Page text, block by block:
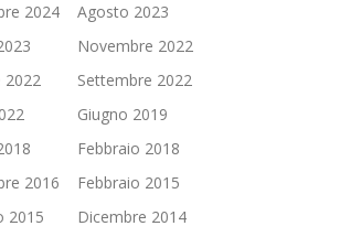
2024
Agosto 2023
Novembre 2022
2022
Settembre 2022
Giugno 2019
Febbraio 2018
2016
Febbraio 2015
2015
Dicembre 2014